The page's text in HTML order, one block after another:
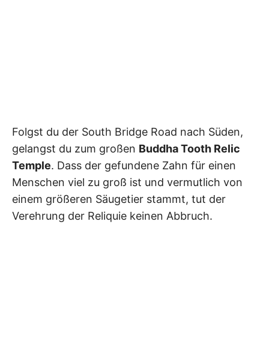
Folgst du der South Bridge Road nach Süden,
gelangst du zum großen Buddha Tooth Relic
Temple. Dass der gefundene Zahn für einen
Menschen viel zu groß ist und vermutlich von
einem größeren Säugetier stammt, tut der
Verehrung der Reliquie keinen Abbruch.